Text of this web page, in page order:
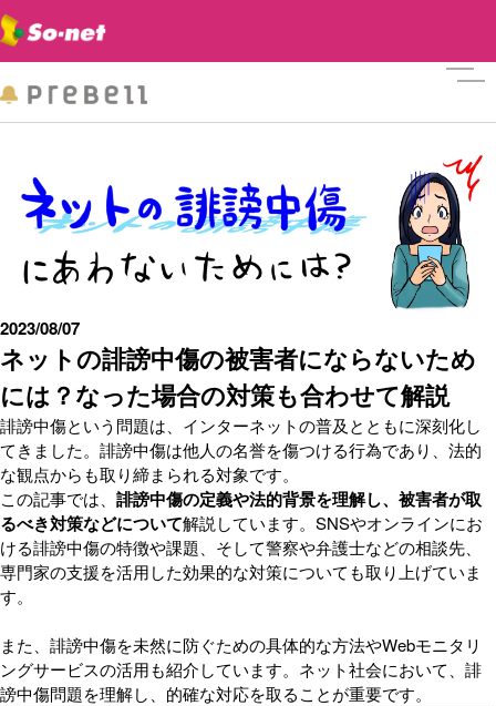
ネットの誹謗中傷の被害者にならないため
には？なった場合の対策も合わせて解説
2023/08/07
誹謗中傷という問題は、インターネットの普及とともに深刻化し
てきました。誹謗中傷は他人の名誉を傷つける行為であり、法的
な観点からも取り締まられる対象です。
この記事では、 誹謗中傷の定義や法的背景を理解し、被害者が取
るべき対策などについて解説しています。SNSやオンラインにお
ける誹謗中傷の特徴や課題、そして警察や弁護士などの相談先、
専門家の支援を活用した効果的な対策についても取り上げていま
す。
また、誹謗中傷を未然に防ぐための具体的な方法やWebモニタリ
ングサービスの活用も紹介しています。ネット社会において、誹
謗中傷問題を理解し、的確な対応を取ることが重要です。